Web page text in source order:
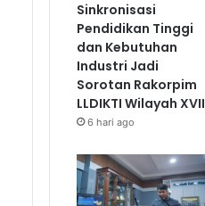
Sinkronisasi
Pendidikan Tinggi
dan Kebutuhan
Industri Jadi
Sorotan Rakorpim
LLDIKTI Wilayah XVII
6 hari ago